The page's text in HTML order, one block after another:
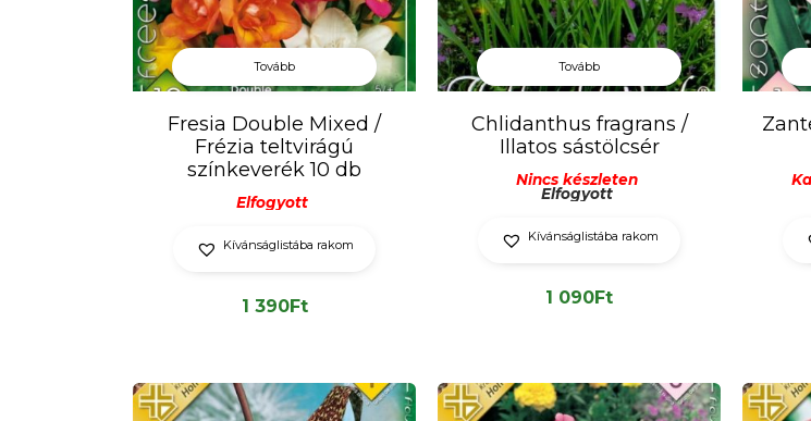
Tovább
Fresia Double Mixed /
Frézia teltvirágú
színkeverék 10 db
Elfogyott
Kívánságlistába rakom
1 390Ft
Tovább
Chlidanthus fragrans /
Illatos sástölcsér
Nincs készleten
Elfogyott
Kívánságlistába rakom
1 090Ft